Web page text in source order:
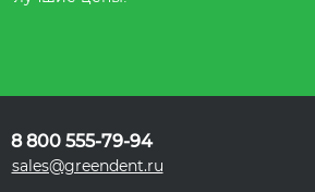
8 800 555-79-94
sales@greendent.ru